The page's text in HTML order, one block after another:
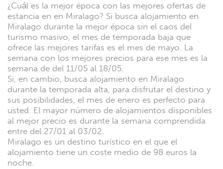
¿Cuál es la mejor época con las mejores ofertas de
estancia en en Miralago? Si busca alojamiento en
Miralago durante la mejor época sin el caos del
turismo masivo, el mes de temporada baja que
ofrece las mejores tarifas es el mes de mayo. La
semana con los mejores precios para ese mes es la
semana de del 11/05 al 18/05.
Si, en cambio, busca alojamiento en Miralago
durante la temporada alta, para disfrutar el destino y
sus posibilidades, el mes de enero es perfecto para
usted. El mayor número de alojamientos disponibles
al mejor precio es durante la semana comprendida
entre del 27/01 al 03/02.
Miralago es un destino turístico en el que el
alojamiento tiene un coste medio de 98 euros la
noche.